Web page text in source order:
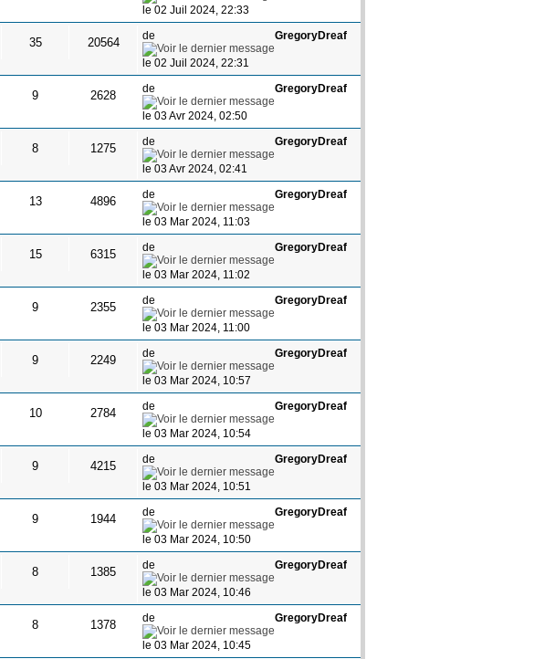
le 02 Juil 2024, 22:33
35 20564 deGregoryDreaf
le 02 Juil 2024, 22:31
9 2628 deGregoryDreaf
le 03 Avr 2024, 02:50
8 1275 deGregoryDreaf
le 03 Avr 2024, 02:41
13 4896 deGregoryDreaf
le 03 Mar 2024, 11:03
15 6315 deGregoryDreaf
le 03 Mar 2024, 11:02
9 2355 deGregoryDreaf
le 03 Mar 2024, 11:00
9 2249 deGregoryDreaf
le 03 Mar 2024, 10:57
10 2784 deGregoryDreaf
le 03 Mar 2024, 10:54
9 4215 deGregoryDreaf
le 03 Mar 2024, 10:51
9 1944 deGregoryDreaf
le 03 Mar 2024, 10:50
8 1385 deGregoryDreaf
le 03 Mar 2024, 10:46
8 1378 deGregoryDreaf
le 03 Mar 2024, 10:45